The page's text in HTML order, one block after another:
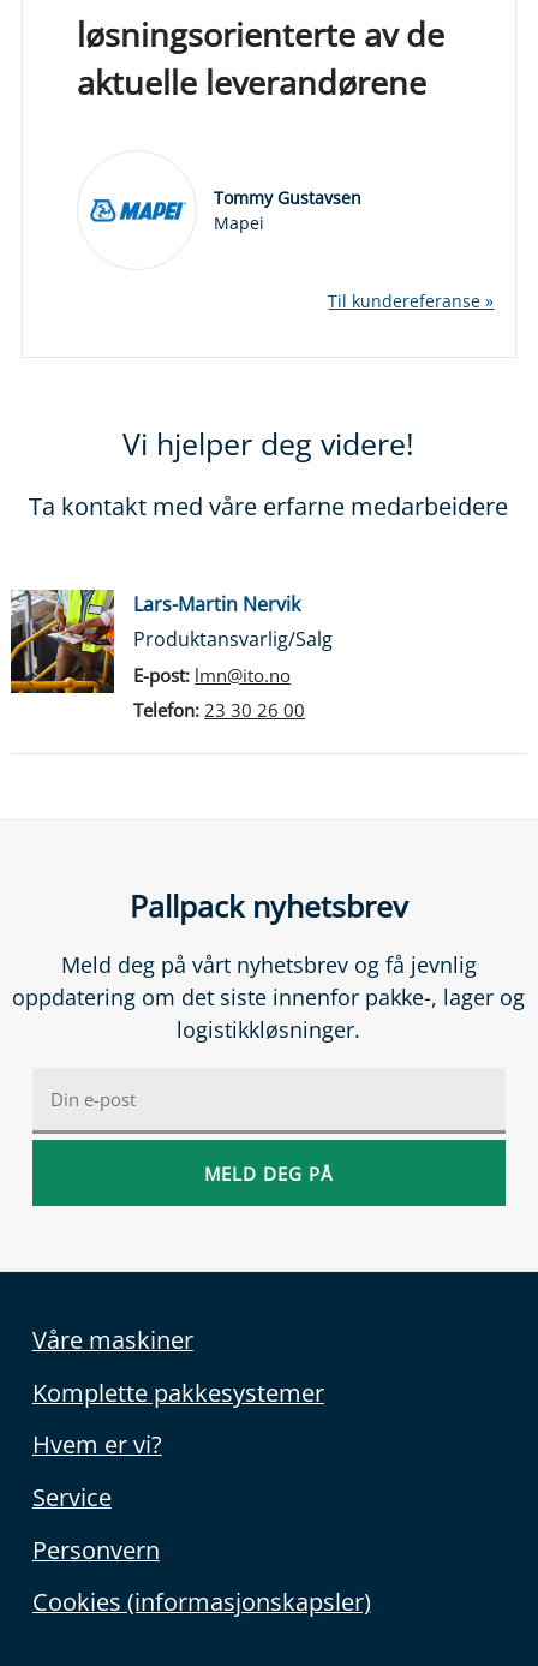
løsningsorienterte av de
aktuelle leverandørene
Tommy Gustavsen
Mapei
Til kundereferanse »
Vi hjelper deg videre!
Ta kontakt med våre erfarne medarbeidere
Lars-Martin Nervik
Produktansvarlig/Salg
E-post: lmn@ito.no
Telefon: 23 30 26 00
Pallpack nyhetsbrev
Meld deg på vårt nyhetsbrev og få jevnlig
oppdatering om det siste innenfor pakke-, lager og
logistikkløsninger.
Våre maskiner
Komplette pakkesystemer
Hvem er vi?
Service
Personvern
Cookies (informasjonskapsler)